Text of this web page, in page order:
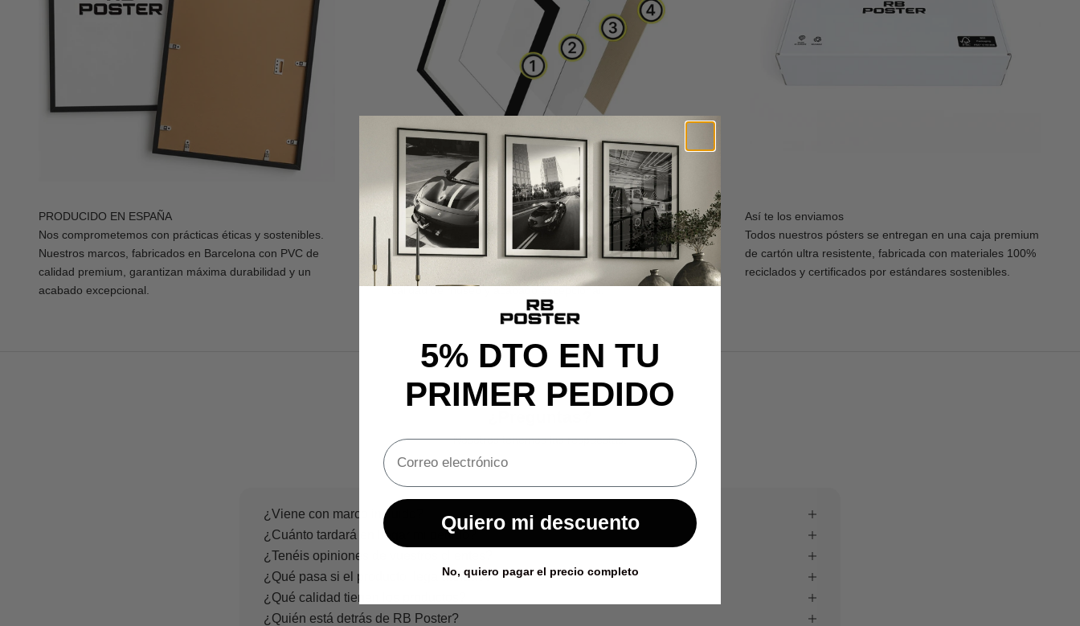
PRODUCIDO EN ESPAÑA
Nos comprometemos con prácticas éticas y sostenibles.
Nuestros marcos, fabricados en Barcelona con PVC de
calidad premium, garantizan máxima durabilidad y un
acabado excepcional.
CALIDAD DE MUSEO
Cada poster se produce con materiales premium y un
proceso cuidado al detalle, desde la impresión de alta
definición hasta el montaje final, ofreciendo una pieza con
calidad de museo y acabado excepcional.
Así te los enviamos
Todos nuestros pósters se entregan en una caja premium
de cartón ultra resistente, fabricada con materiales 100%
reciclados y certificados por estándares sostenibles.
Nosotros tenemos las respuestas.
¿Viene con marco incluido?
¿Cuánto tardará en llegar mi pedido?
¿Tenéis opiniones de vuestros clientes?
¿Qué pasa si el producto llega dañado?
¿Qué calidad tienen los productos?
¿Quién está detrás de RB Poster?
5% DTO EN TU
PRIMER PEDIDO
Quiero mi descuento
No, quiero pagar el precio completo